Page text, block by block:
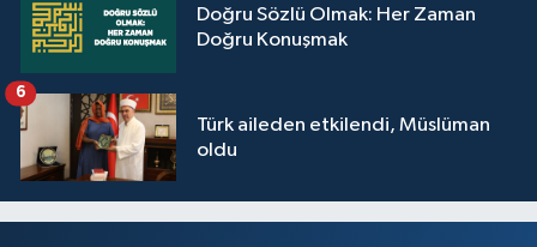
Doğru Sözlü Olmak: Her Zaman
Doğru Konuşmak
Türk aileden etkilendi, Müslüman
oldu
6
Tunceli Müftülüğü
Uşak Müftülüğü
Van Müftülüğü
Yalova Müftülüğü